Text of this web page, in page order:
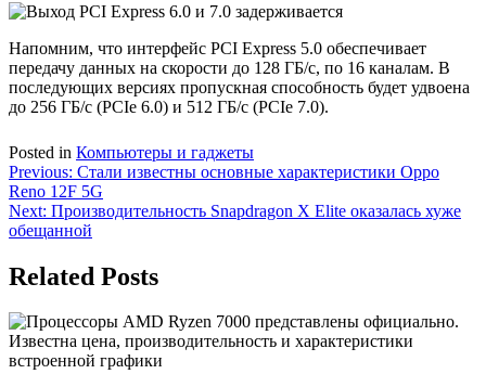
Напомним, что интерфейс PCI Express 5.0 обеспечивает
передачу данных на скорости до 128 ГБ/с, по 16 каналам. В
последующих версиях пропускная способность будет удвоена
до 256 ГБ/с (PCIe 6.0) и 512 ГБ/с (PCIe 7.0).
Posted in Компьютеры и гаджеты
Навигация
по
записям
Previous: Стали известны основные характеристики Oppo
Reno 12F 5G
Next: Производительность Snapdragon X Elite оказалась хуже
обещанной
Related Posts